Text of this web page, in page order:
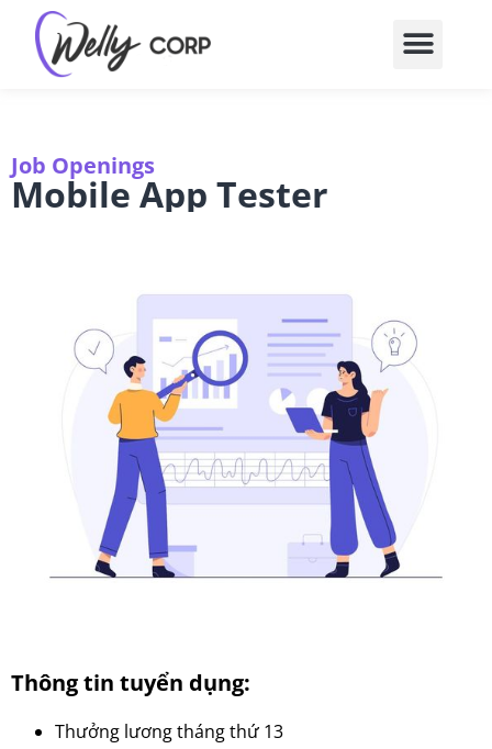
Job Openings
Mobile App Tester
Thông tin tuyển dụng:
Thưởng lương tháng thứ 13